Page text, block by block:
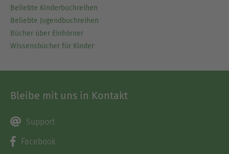
Beliebte Kinderbuchreihen
Beliebte Jugendbuchreihen
Bücher über Einhörner
Wissensbücher für Kinder
Bleibe mit uns in Kontakt
Support
Facebook